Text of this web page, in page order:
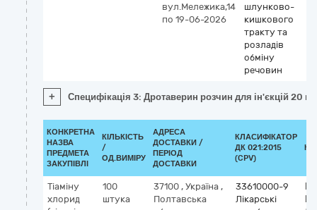
вул.Мележика,14
по 19-06-2026
шлунково-
кишкового
тракту та
розладів
обміну
речовин
+ Специфікація 3: Дротаверин розчин для ін'єкцій 20
КОНКРЕТНА
НАЗВА
ПРЕДМЕТА
ЗАКУПІВЛІ
КІЛЬКІСТЬ
/
ОД.ВИМІРУ
АДРЕСА
ДОСТАВКИ /
ПЕРІОД
ДОСТАВКИ
КЛАСИФІКАТОР
ДК 021:2015
(CPV)
Тіаміну
хлорид
100
штука
37100 , Україна ,
Полтавська
33610000-9
Лікарські